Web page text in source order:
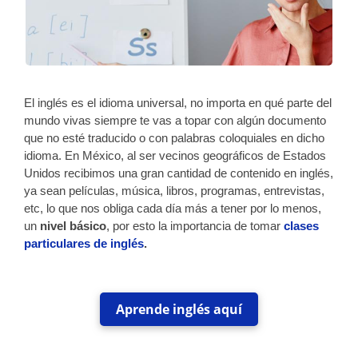
El inglés es el idioma universal, no importa en qué parte del
mundo vivas siempre te vas a topar con algún documento
que no esté traducido o con palabras coloquiales en dicho
idioma. En México, al ser vecinos geográficos de Estados
Unidos recibimos una gran cantidad de contenido en inglés,
ya sean películas, música, libros, programas, entrevistas,
etc, lo que nos obliga cada día más a tener por lo menos,
un nivel básico, por esto la importancia de tomar clases
particulares de inglés.
Aprende inglés aquí